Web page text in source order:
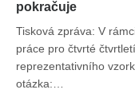
pokračuje
Tisková zpráva: V
práce pro čtvrté
reprezentativního
otázka:…